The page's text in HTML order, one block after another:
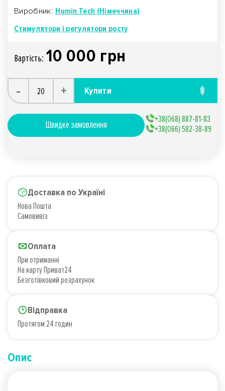
Виробник: Humin Tech (Німеччина)
Стимулятори і регулятори росту
Вартiсть: 10 000 грн
- + Купити
Швидке замовлення
+38(068) 887-81-83
+38(066) 582-38-89
Доставка по Україні
Нова Пошта
Самовивіз
Оплата
При отриманні
На карту Приват24
Безготівковий розрахунок
Відправка
Протягом 24 годин
Опис